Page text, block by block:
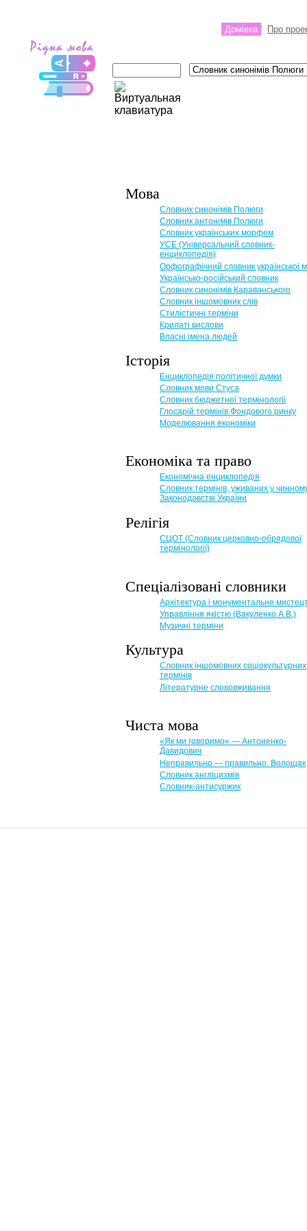
Домівка Про
Мова
Словник синонімів Полюги
Словник антонімів Полюги
Словник українських морфем
УСЕ (Універсальний словник-
енциклопедія)
Орфографічний словник української
Українсько-російський словник
Словник синонімів Караванського
Словник іншомовник слів
Стилістичні терміни
Крилаті вислови
Власні імена людей
Історія
Енциклопедія політичної думки
Словник мови Стуса
Словник бюджетної термінології
Глосарій термінів Фондового ринку
Моделювання економіки
Економіка та право
Eкономічна енциклопедія
Словник термінів, уживаних у
Законодавстві України
Релігія
СЦОТ (Словник церковно-обрядової
термінології)
Спеціалізовані словники
Архітектура і монументальне
Управління якістю (Вакуленко А.В.)
Музичні терміни
Культура
Словник іншомовних соціокультурних
термінів
Літературне слововживання
Чиста мова
«Як ми говоримо» — Антоненко-
Давидович
Неправильно — правильно. Волощак
Словник англіцизмів
Словник-антисуржик